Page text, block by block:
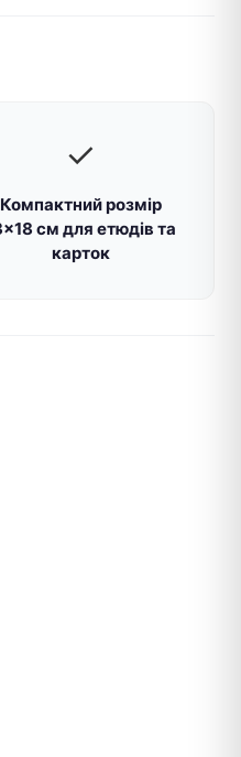
✓
Компактний розмір
см для етюдів та
карток